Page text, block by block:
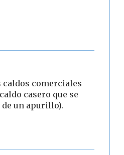
caldos comerciales
casero que se
un apurillo).